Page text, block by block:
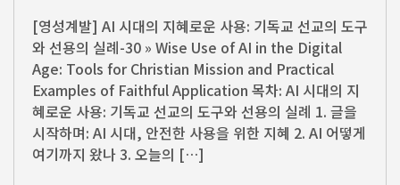
[영성계발] AI 시대의 지혜로운 사용: 기독교 선교의 도구
와 선용의 실례-30 » Wise Use of AI in the Digital
Age: Tools for Christian Mission and Practical
Examples of Faithful Application 목차: AI 시대의 지
혜로운 사용: 기독교 선교의 도구와 선용의 실례 1. 글을
시작하며: AI 시대, 안전한 사용을 위한 지혜 2. AI 어떻게
여기까지 왔나 3. 오늘의 […]